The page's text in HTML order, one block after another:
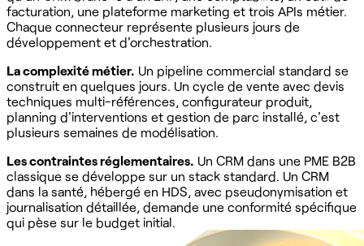
facturation, une plateforme marketing et trois APIs métier.
Chaque connecteur représente plusieurs jours de
développement et d'orchestration.
La complexité métier. Un pipeline commercial standard se
construit en quelques jours. Un cycle de vente avec devis
techniques multi-références, configurateur produit,
planning d'interventions et gestion de parc installé, c'est
plusieurs semaines de modélisation.
Les contraintes réglementaires. Un CRM dans une PME B2B
classique se développe sur un stack standard. Un CRM
dans la santé, hébergé en HDS, avec pseudonymisation et
journalisation détaillée, demande une conformité spécifique
qui pèse sur le budget initial.